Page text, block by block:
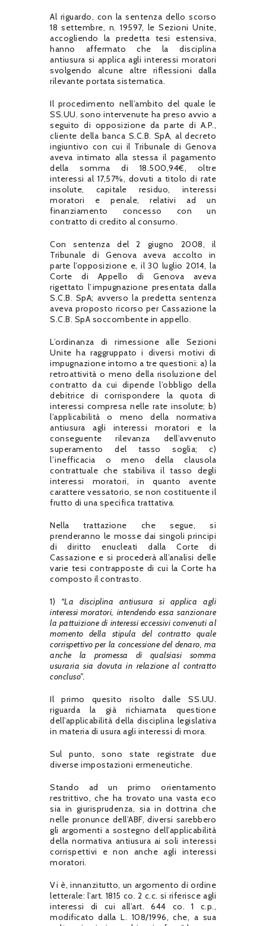
Al riguardo, con la sentenza dello scorso
18 settembre, n. 19597, le Sezioni Unite,
accogliendo la predetta tesi estensiva,
hanno affermato che la disciplina
antiusura si applica agli interessi moratori
svolgendo alcune altre riflessioni dalla
rilevante portata sistematica.
Il procedimento nell’ambito del quale le
SS.UU. sono intervenute ha preso avvio a
seguito di opposizione da parte di A.P.,
cliente della banca S.C.B. SpA, al decreto
ingiuntivo con cui il Tribunale di Genova
aveva intimato alla stessa il pagamento
della somma di 18.500,94€, oltre
interessi al 17,57%, dovuti a titolo di rate
insolute, capitale residuo, interessi
moratori e penale, relativi ad un
finanziamento concesso con un
contratto di credito al consumo.
Con sentenza del 2 giugno 2008, il
Tribunale di Genova aveva accolto in
parte l’opposizione e, il 30 luglio 2014, la
Corte di Appello di Genova aveva
rigettato l’impugnazione presentata dalla
S.C.B. SpA; avverso la predetta sentenza
aveva proposto ricorso per Cassazione la
S.C.B. SpA soccombente in appello.
L’ordinanza di rimessione alle Sezioni
Unite ha raggruppato i diversi motivi di
impugnazione intorno a tre questioni: a) la
retroattività o meno della risoluzione del
contratto da cui dipende l’obbligo della
debitrice di corrispondere la quota di
interessi compresa nelle rate insolute; b)
l’applicabilità o meno della normativa
antiusura agli interessi moratori e la
conseguente rilevanza dell’avvenuto
superamento del tasso soglia; c)
l’inefficacia o meno della clausola
contrattuale che stabiliva il tasso degli
interessi moratori, in quanto avente
carattere vessatorio, se non costituente il
frutto di una specifica trattativa.
Nella trattazione che segue, si
prenderanno le mosse dai singoli principi
di diritto enucleati dalla Corte di
Cassazione e si procederà all’analisi delle
varie tesi contrapposte di cui la Corte ha
composto il contrasto.
1) “La disciplina antiusura si applica agli
interessi moratori, intendendo essa sanzionare
la pattuizione di interessi eccessivi convenuti al
momento della stipula del contratto quale
corrispettivo per la concessione del denaro, ma
anche la promessa di qualsiasi somma
usuraria sia dovuta in relazione al contratto
concluso”.
Il primo quesito risolto dalle SS.UU.
riguarda la già richiamata questione
dell’applicabilità della disciplina legislativa
in materia di usura agli interessi di mora.
Sul punto, sono state registrate due
diverse impostazioni ermeneutiche.
Stando ad un primo orientamento
restrittivo, che ha trovato una vasta eco
sia in giurisprudenza, sia in dottrina che
nelle pronunce dell’ABF, diversi sarebbero
gli argomenti a sostegno dell’applicabilità
della normativa antiusura ai soli interessi
corrispettivi e non anche agli interessi
moratori.
Vi è, innanzitutto, un argomento di ordine
letterale: l’art. 1815 co. 2 c.c. si riferisce agli
interessi di cui all’art. 644 co. 1 c.p.,
modificato dalla L. 108/1996, che, a sua